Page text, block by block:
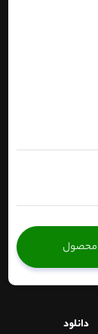
محصول
دانلود